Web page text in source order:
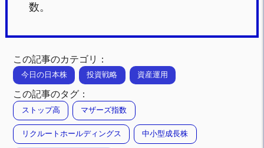
数。
この記事のカテゴリ：
今日の日本株 投資戦略 資産運用
この記事のタグ：
ストップ高 マザーズ指数
リクルートホールディングス 中小型成長株